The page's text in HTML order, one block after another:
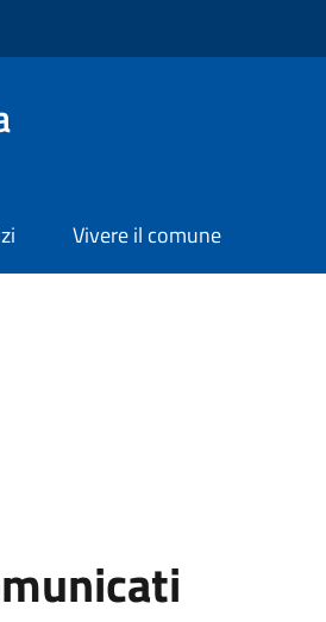
Vivere il comune